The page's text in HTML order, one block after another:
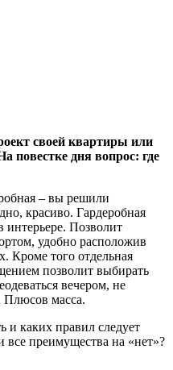
своей квартиры или
повестке дня вопрос: где
– вы решили
красиво. Гардеробная
интерьере. Позволит
удобно расположив
Кроме того отдельная
позволит выбирать
вечером, не
Плюсов масса.
и каких правил следует
все преимущества на «нет»?